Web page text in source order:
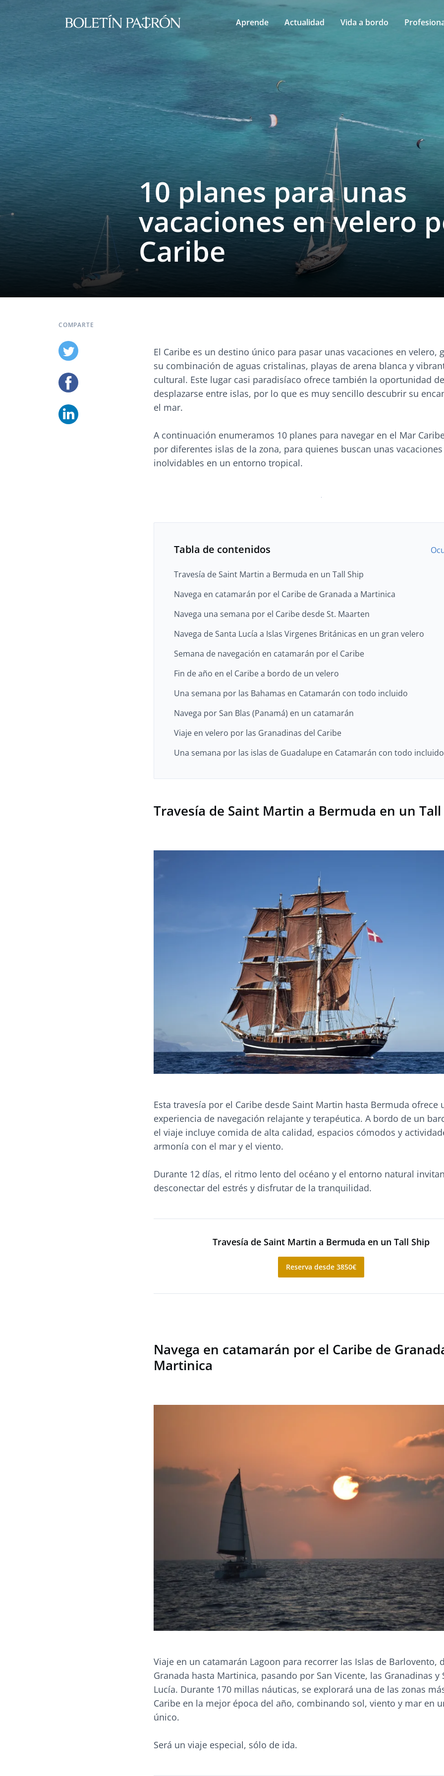
Aprende Actualidad Vida a bordo
10 planes para unas
vacaciones en velero
Caribe
COMPARTE
El Caribe es un destino único para pasar unas vacaciones en velero,
su combinación de aguas cristalinas, playas de arena blanca y
cultural. Este lugar casi paradisíaco ofrece también la oportunidad de
desplazarse entre islas, por lo que es muy sencillo descubrir su
el mar.
A continuación enumeramos 10 planes para navegar en el Mar
por diferentes islas de la zona, para quienes buscan unas
inolvidables en un entorno tropical.
Tabla de contenidos
Travesía de Saint Martin a Bermuda en un Tall Ship
Navega en catamarán por el Caribe de Granada a Martinica
Navega una semana por el Caribe desde St. Maarten
Navega de Santa Lucía a Islas Virgenes Británicas en un gran velero
Semana de navegación en catamarán por el Caribe
Fin de año en el Caribe a bordo de un velero
Una semana por las Bahamas en Catamarán con todo incluido
Navega por San Blas (Panamá) en un catamarán
Viaje en velero por las Granadinas del Caribe
Una semana por las islas de Guadalupe en Catamarán con todo incluido
Travesía de Saint Martin a Bermuda en un Tall
Esta travesía por el Caribe desde Saint Martin hasta Bermuda ofrece
experiencia de navegación relajante y terapéutica. A bordo de un
el viaje incluye comida de alta calidad, espacios cómodos y
armonía con el mar y el viento.
Durante 12 días, el ritmo lento del océano y el entorno natural
desconectar del estrés y disfrutar de la tranquilidad.
Travesía de Saint Martin a Bermuda en un Tall Ship
Reserva desde 3850€
Navega en catamarán por el Caribe de
Martinica
Viaje en un catamarán Lagoon para recorrer las Islas de Barlovento,
Granada hasta Martinica, pasando por San Vicente, las Granadinas y
Lucía. Durante 170 millas náuticas, se explorará una de las zonas
Caribe en la mejor época del año, combinando sol, viento y mar en
único.
Será un viaje especial, sólo de ida.